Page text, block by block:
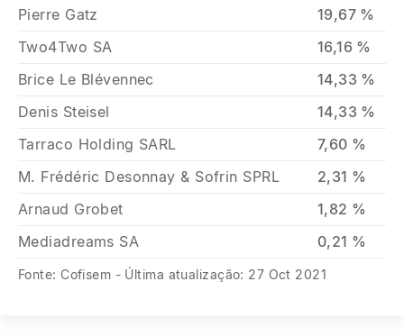
Pierre Gatz
19,67 %
Two4Two SA
16,16 %
Brice Le Blévennec
14,33 %
Denis Steisel
14,33 %
Tarraco Holding SARL
7,60 %
M. Frédéric Desonnay & Sofrin SPRL
2,31 %
Arnaud Grobet
1,82 %
Mediadreams SA
0,21 %
Fonte: Cofisem - Última atualização: 27 Oct 2021